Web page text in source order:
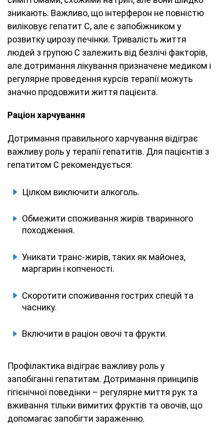
зникають. Важливо, що інтерферон не повністю
виліковує гепатит С, але є запобіжником у
розвитку цирозу печінки. Тривалість життя
людей з групою C залежить від безлічі факторів,
але дотримання лікування призначене медиком і
регулярне проведення курсів терапії можуть
значно продовжити життя пацієнта.
Раціон харчування
Дотримання правильного харчування відіграє
важливу роль у терапії гепатитів. Для пацієнтів з
гепатитом C рекомендується:
Цілком виключити алкоголь.
Обмежити споживання жирів тваринного
походження.
Уникати транс-жирів, таких як майонез,
маргарин і копченості.
Скоротити споживання гострих спецій та
часнику.
Включити в раціон овочі та фрукти.
Профілактика відіграє важливу роль у
запобіганні гепатитам. Дотримання принципів
гігієнічної поведінки – регулярне миття рук та
вживання тільки вимитих фруктів та овочів, що
допомагає запобігти зараженню.